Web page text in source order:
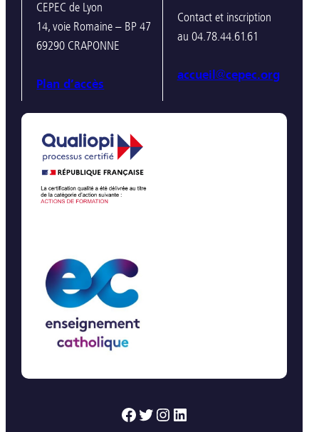
CEPEC de Lyon
14, voie Romaine – BP 47
69290 CRAPONNE
Plan d’accès
Contact et inscription
au 04.78.44.61.61
accueil@cepec.org
inscriptions ouvertes ici